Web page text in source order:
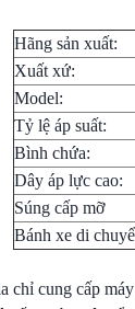
Hãng sản xuất:
Xuất xứ:
Model:
Tỷ lệ áp suất:
Bình chứa:
Dây áp lực cao:
Súng cấp mỡ
Bánh xe di
chỉ cung cấp